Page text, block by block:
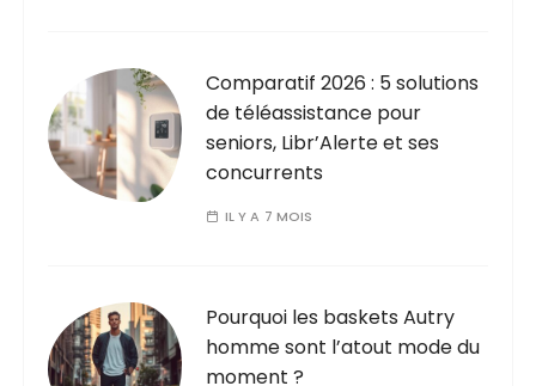
Comparatif 2026 : 5 solutions
de téléassistance pour
seniors, Libr’Alerte et ses
concurrents
IL Y A 7 MOIS
Pourquoi les baskets Autry
homme sont l’atout mode du
moment ?